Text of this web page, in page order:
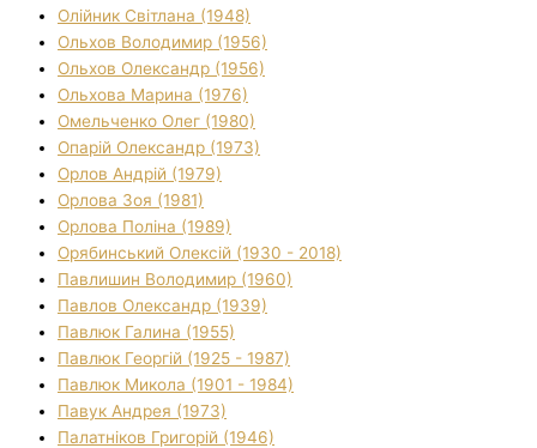
Олійник Світлана (1948)
Ольхов Володимир (1956)
Ольхов Олександр (1956)
Ольхова Марина (1976)
Омельченко Олег (1980)
Опарій Олександр (1973)
Орлов Андрій (1979)
Орлова Зоя (1981)
Орлова Поліна (1989)
Орябинський Олексій (1930 - 2018)
Павлишин Володимир (1960)
Павлов Олександр (1939)
Павлюк Галина (1955)
Павлюк Георгій (1925 - 1987)
Павлюк Микола (1901 - 1984)
Павук Андрея (1973)
Палатніков Григорій (1946)